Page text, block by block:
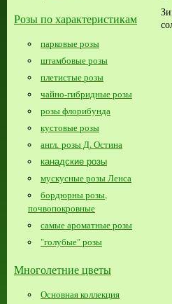
Розы по характеристикам
парковые розы
штамбовые розы
плетистые розы
чайно-гибридные розы
розы флорибунда
кустовые розы
англ. розы Д. Остина
канадские розы
мускусные розы Ленса
бордюрны розы,
почвопокровные
самые ароматные розы
"голубые" розы
Многолетние цветы
Основная коллекция